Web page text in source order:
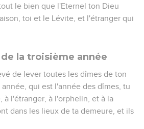
le bien que l'Eternel ton Dieu
toi et le Lévite, et l'étranger qui
la troisième année
de lever toutes les dîmes de ton
qui est l'année des dîmes, tu
à l'étranger, à l'orphelin, et à la
dans les lieux de ta demeure, et ils